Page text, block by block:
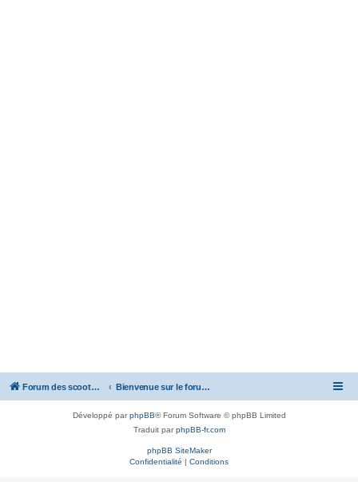
Forum des scooters SYM - GTS -MAXSYM - CRUISYM - JOYMAX - Maxsym TL Bienvenue sur le forum des scooters de la gamme SYM
Développé parphpBB® Forum Software © phpBB Limited
Traduit parphpBB-fr.com
phpBB SiteMaker
Confidentialité | Conditions